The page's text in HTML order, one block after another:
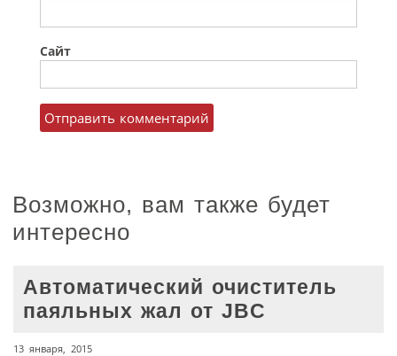
Сайт
Возможно, вам также будет
интересно
Автоматический очиститель
паяльных жал от JBC
13 января, 2015